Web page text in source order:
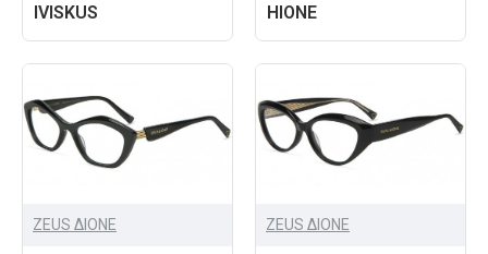
IVISKUS HIONE
ZEUS ΔIONE ZEUS ΔIONE